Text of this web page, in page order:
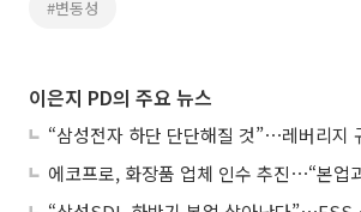
#변동성
이은지 PD의 주요 뉴스